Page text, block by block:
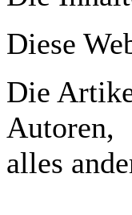
Diese
Die
Autoren,
alles